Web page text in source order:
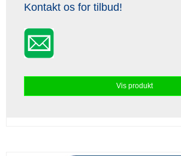
Kontakt os for tilbud!
Vis produkt